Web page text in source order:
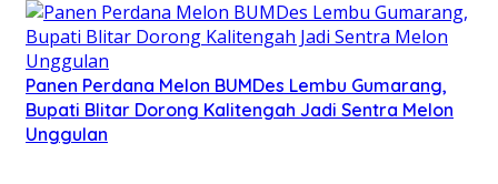
Panen Perdana Melon BUMDes Lembu Gumarang,
Bupati Blitar Dorong Kalitengah Jadi Sentra Melon
Unggulan